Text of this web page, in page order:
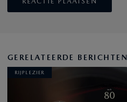
GERELATEERDE BERICHTEN
RIJPLEZIER